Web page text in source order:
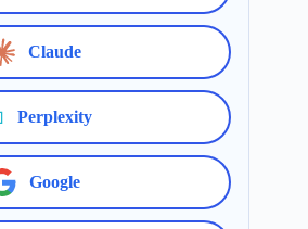
Claude
Perplexity
Google